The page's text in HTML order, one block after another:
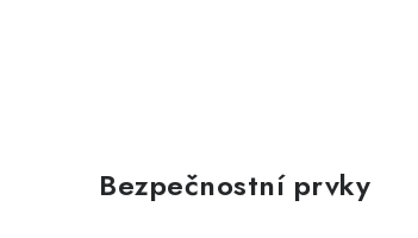
Bezpečnostní prvky